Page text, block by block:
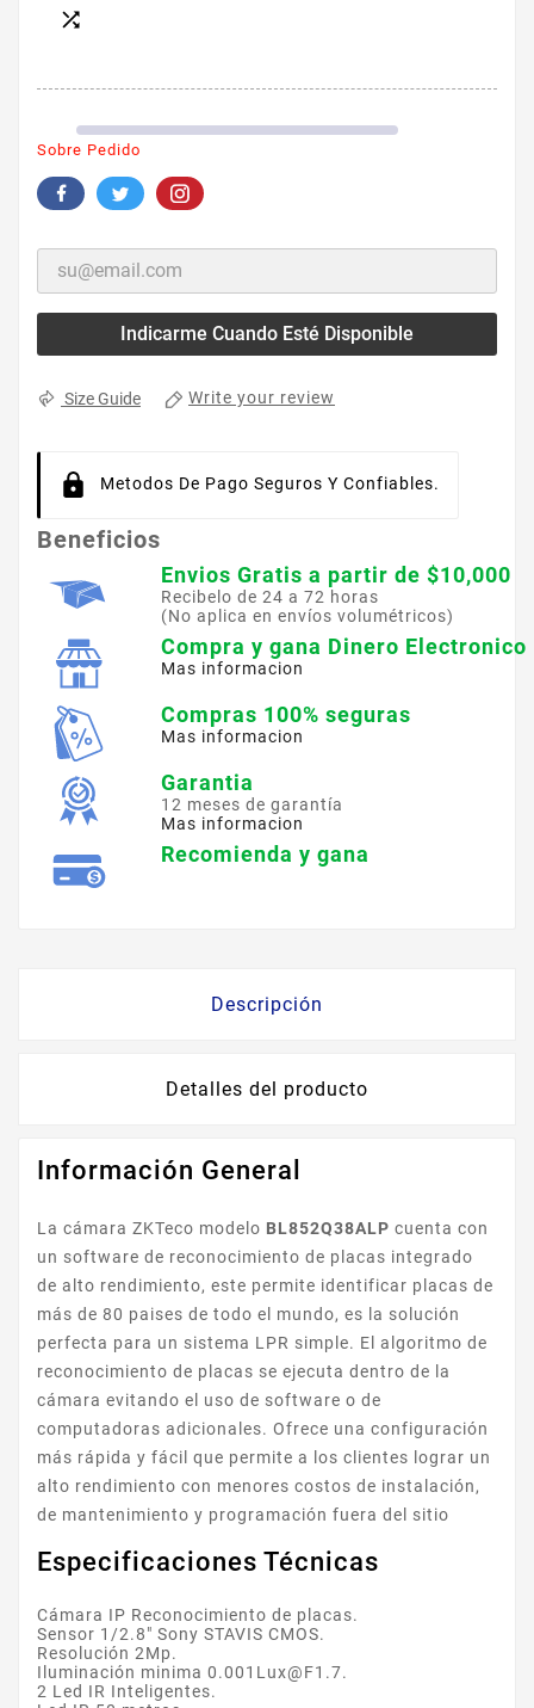

Sobre Pedido
Indicarme Cuando Esté Disponible
Size Guide Write your review
Metodos De Pago Seguros Y Confiables.
Beneficios
Envios Gratis a partir de $10,000
Recibelo de 24 a 72 horas
(No aplica en envíos volumétricos)
Compra y gana Dinero Electronico
Mas informacion
Compras 100% seguras
Mas informacion
Garantia
12 meses de garantía
Mas informacion
Recomienda y gana
Descripción
Detalles del producto
Información General
La cámara ZKTeco modelo BL852Q38ALP cuenta con
un software de reconocimiento de placas integrado
de alto rendimiento, este permite identificar placas de
más de 80 paises de todo el mundo, es la solución
perfecta para un sistema LPR simple. El algoritmo de
reconocimiento de placas se ejecuta dentro de la
cámara evitando el uso de software o de
computadoras adicionales. Ofrece una configuración
más rápida y fácil que permite a los clientes lograr un
alto rendimiento con menores costos de instalación,
de mantenimiento y programación fuera del sitio
Especificaciones Técnicas
Cámara IP Reconocimiento de placas.
Sensor 1/2.8" Sony STAVIS CMOS.
Resolución 2Mp.
Iluminación minima 0.001Lux@F1.7.
2 Led IR Inteligentes.